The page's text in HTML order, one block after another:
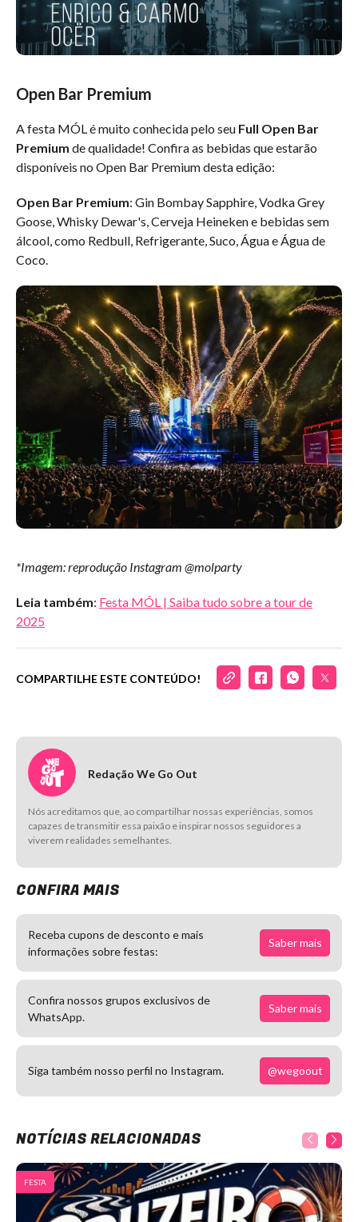
Open Bar Premium
A festa MÓL é muito conhecida pelo seu Full Open Bar
Premium de qualidade! Confira as bebidas que estarão
disponíveis no Open Bar Premium desta edição:
Open Bar Premium: Gin Bombay Sapphire, Vodka Grey
Goose, Whisky Dewar's, Cerveja Heineken e bebidas sem
álcool, como Redbull, Refrigerante, Suco, Água e Água de
Coco.
*Imagem: reprodução Instagram @molparty
Leia também: Festa MÓL | Saiba tudo sobre a tour de
2025
COMPARTILHE ESTE CONTEÚDO!
Redação We Go Out
Nós acreditamos que, ao compartilhar nossas experiências, somos
capazes de transmitir essa paixão e inspirar nossos seguidores a
viverem realidades semelhantes.
CONFIRA MAIS
Receba cupons de desconto e mais
informações sobre festas:
Saber mais
Confira nossos grupos exclusivos de
WhatsApp.
Saber mais
Siga também nosso perfil no Instagram. @wegoout
NOTÍCIAS RELACIONADAS
FESTA